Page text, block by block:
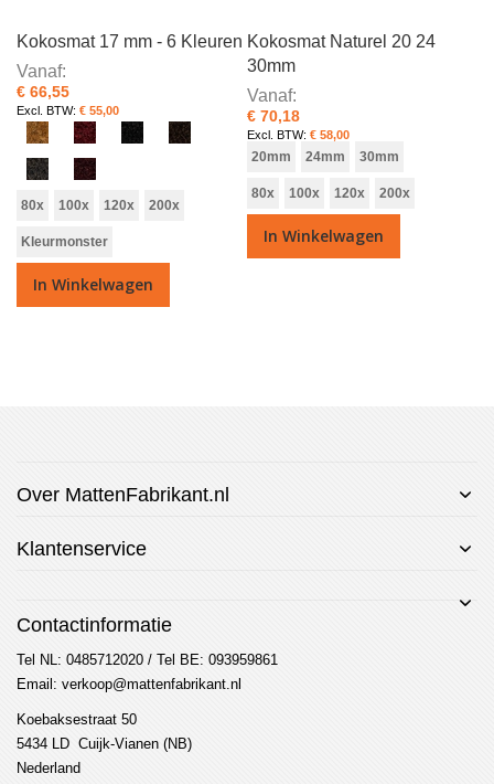
Kokosmat 17 mm - 6 Kleuren
Vanaf
€ 66,55
€ 55,00
80x 100x 120x 200x
Kleurmonster
In Winkelwagen
Kokosmat Naturel 20 24
30mm
Vanaf
€ 70,18
€ 58,00
20mm 24mm 30mm
80x 100x 120x 200x
In Winkelwagen
Over MattenFabrikant.nl
Klantenservice
Contactinformatie
Tel NL: 0485712020 / Tel BE: 093959861
Email: verkoop@mattenfabrikant.nl
Koebaksestraat 50
5434 LD Cuijk-Vianen (NB)
Nederland